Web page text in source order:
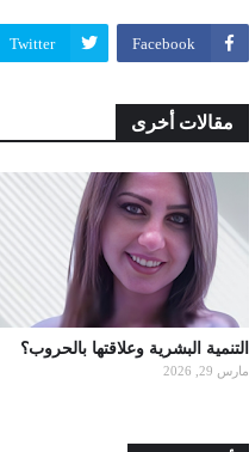
Facebook
Twitter
مقالات أخرى
التنمية البشرية وعلاقتها بالحروب؟
مارس 29, 2026